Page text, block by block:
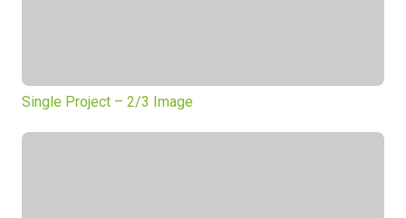
Single Project – 2/3 Image